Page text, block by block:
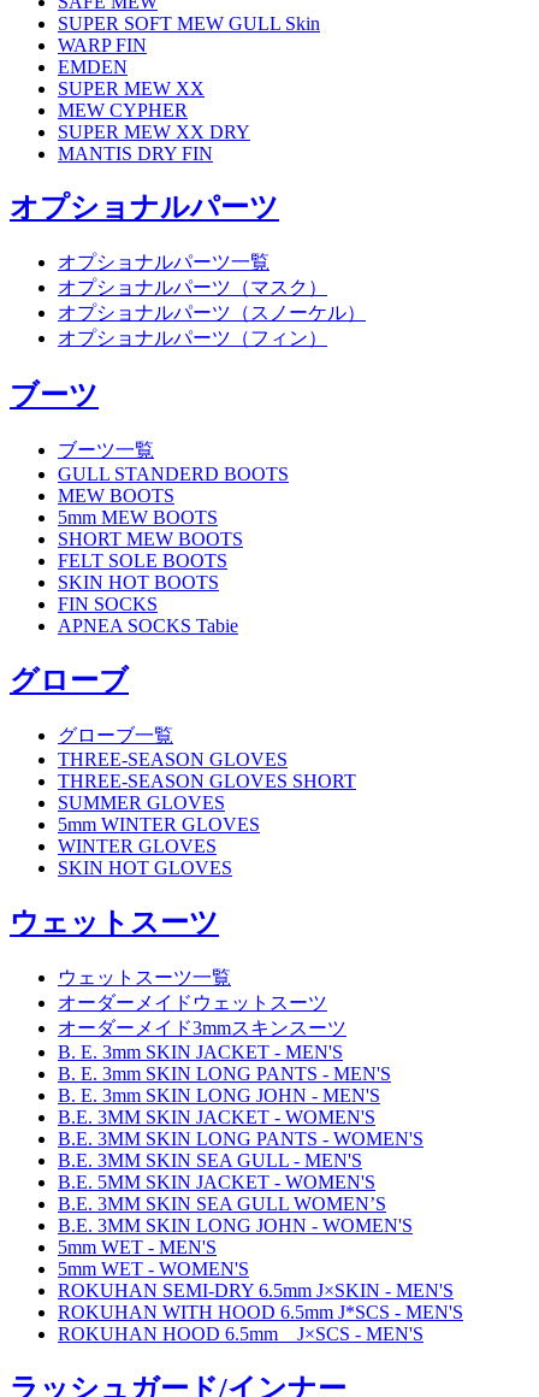
SUPER SOFT MEW GULL Skin
WARP FIN
EMDEN
SUPER MEW XX
MEW CYPHER
SUPER MEW XX DRY
MANTIS DRY FIN
オプショナルパーツ
オプショナルパーツ一覧
オプショナルパーツ（マスク）
オプショナルパーツ（スノーケル）
オプショナルパーツ（フィン）
ブーツ
ブーツ一覧
GULL STANDERD BOOTS
MEW BOOTS
5mm MEW BOOTS
SHORT MEW BOOTS
FELT SOLE BOOTS
SKIN HOT BOOTS
FIN SOCKS
APNEA SOCKS Tabie
グローブ
グローブ一覧
THREE-SEASON GLOVES
THREE-SEASON GLOVES SHORT
SUMMER GLOVES
5mm WINTER GLOVES
WINTER GLOVES
SKIN HOT GLOVES
ウェットスーツ
ウェットスーツ一覧
オーダーメイドウェットスーツ
オーダーメイド3mmスキンスーツ
B. E. 3mm SKIN JACKET - MEN'S
B. E. 3mm SKIN LONG PANTS - MEN'S
B. E. 3mm SKIN LONG JOHN - MEN'S
B.E. 3MM SKIN JACKET - WOMEN'S
B.E. 3MM SKIN LONG PANTS - WOMEN'S
B.E. 3MM SKIN SEA GULL - MEN'S
B.E. 5MM SKIN JACKET - WOMEN'S
B.E. 3MM SKIN SEA GULL WOMEN’S
B.E. 3MM SKIN LONG JOHN - WOMEN'S
5mm WET - MEN'S
5mm WET - WOMEN'S
ROKUHAN SEMI-DRY 6.5mm J×SKIN - MEN'S
ROKUHAN WITH HOOD 6.5mm J*SCS - MEN'S
ROKUHAN HOOD 6.5mm J×SCS - MEN'S
ラッシュガード/インナー